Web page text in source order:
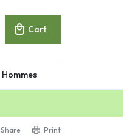
Cart
Hommes
Share Print